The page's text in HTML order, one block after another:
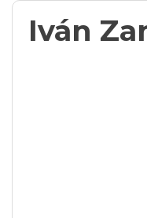
Iván